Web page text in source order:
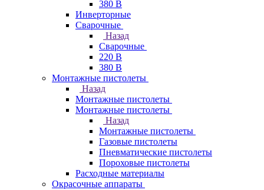
380 В
Инверторные
Сварочные
Назад
Сварочные
220 В
380 В
Монтажные пистолеты
Назад
Монтажные пистолеты
Монтажные пистолеты
Назад
Монтажные пистолеты
Газовые пистолеты
Пневматические пистолеты
Пороховые пистолеты
Расходные материалы
Окрасочные аппараты